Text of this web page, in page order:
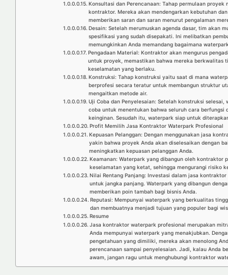
Konsultasi dan Perencanaan: Tahap permulaan
kontraktor. Mereka akan mendengarkan kebutuhan
memberikan saran dan saran menurut pengalaman
Desain: Setelah merumuskan agenda dasar, tim akan
spesifikasi yang sudah disepakati. Ini melibatkan
memungkinkan Anda memandang bagaimana
Pengadaan Material: Kontraktor akan mengurus
untuk proyek, memastikan bahwa mereka berkwalitas
keselamatan yang berlaku.
Konstruksi: Tahap konstruksi yaitu saat di mana
berprofesi secara teratur untuk membangun struktur
mengaitkan metode air.
Uji Coba dan Penyelesaian: Setelah konstruksi
coba untuk menentukan bahwa seluruh cara berfungsi
keinginan. Sesudah itu, waterpark siap untuk
Profit Memilih Jasa Kontraktor Waterpark Profesional
Kepuasan Pelanggan: Dengan menggunakan jasa
yakin bahwa proyek Anda akan diselesaikan dengan
meningkatkan kepuasan pelanggan Anda.
Keamanan: Waterpark yang dibangun oleh kontraktor
keselamatan yang ketat, sehingga mengurangi risiko
Nilai Rentang Panjang: Investasi dalam jasa
untuk jangka panjang. Waterpark yang dibangun
memberikan poin tambah bagi bisnis Anda.
Reputasi: Mempunyai waterpark yang berkualitas
dan membuatnya menjadi tujuan yang populer bagi
Resume
Jasa kontraktor waterpark profesional merupakan
Anda mempunyai waterpark yang menakjubkan.
pengetahuan yang dimiliki, mereka akan menolong
perencanaan sampai penyelesaian. Jadi, kalau Anda
awam, jangan ragu untuk menghubungi kontraktor